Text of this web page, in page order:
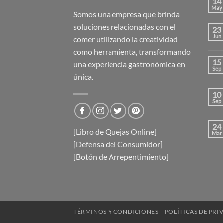
Somos una empresa que brinda
soluciones relacionadas con el
comer utilizando la creatividad
como herramienta, transformando
una experiencia gastronómica en
única.
[Libro de Quejas Online]
[Defensa del Consumidor]
[Botón de Arrepentimiento]
May
23
Jun
15
Sep
10
Sep
24
Mar
TÉRMINOS Y CONDICIONES POLÍTICAS DE